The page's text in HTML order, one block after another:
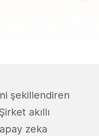
şekillendiren
akıllı
zeka